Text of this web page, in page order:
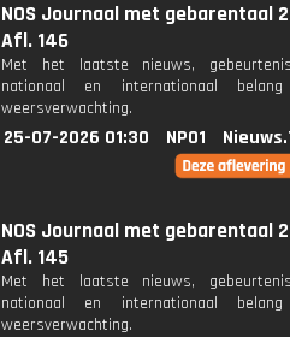
NOS Journaal met gebarentaal
Afl. 146
Met het laatste nieuws,
nationaal en internationaal
weersverwachting.
25-07-2026 01:30 NPO1
NOS Journaal met gebarentaal
Afl. 145
Met het laatste nieuws,
nationaal en internationaal
weersverwachting.